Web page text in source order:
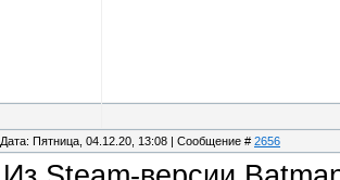
Дата: Пятница, 04.12.20, 13:08 | Сообщение # 2656